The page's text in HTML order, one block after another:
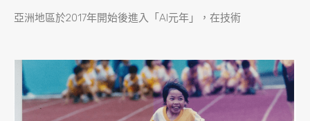
亞洲地區於2017年開始後進入「AI元年」，在技術